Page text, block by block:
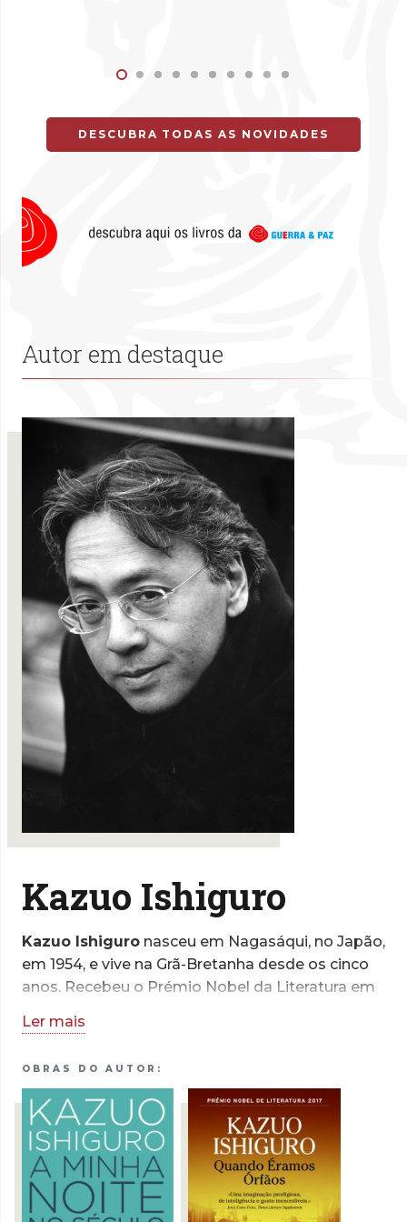
DESCUBRA TODAS AS NOVIDADES
Autor em destaque
Kazuo Ishiguro
Kazuo Ishiguro nasceu em Nagasáqui, no Japão,
em 1954, e vive na Grã-Bretanha desde os cinco
anos. Recebeu o Prémio Nobel da Literatura em
cinquenta línguas. Entre as outras distinções que
grau de Oficial da Ordem do Império Britânico e
a condecoração francesa como Cavaleiro da
Ordem das Artes e Letras.
Kazuo Ishiguro dedica-se ainda
esporadicamente à escrita de argumentos para
cinema. O argumento que escreveu para o filme
Living valeu-lhe, em 2023, nomeações para os
Ler mais
OBRAS DO AUTOR: